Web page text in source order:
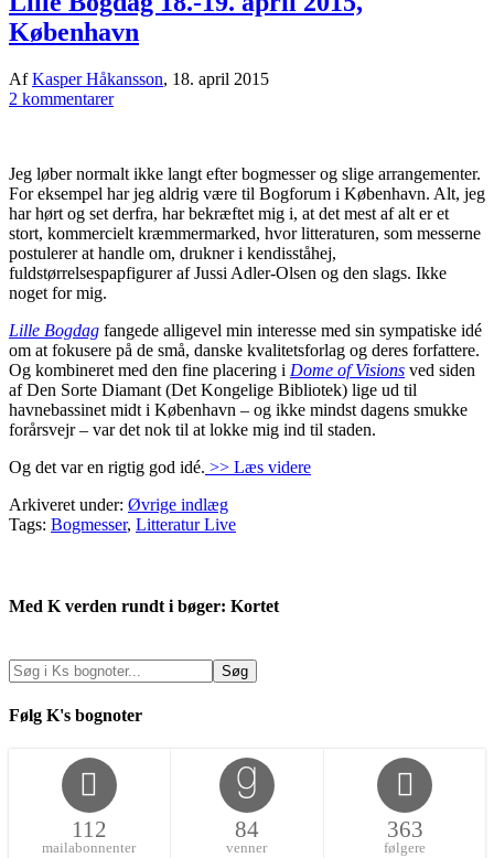
København
AfKasper Håkansson, 18. april 2015
2 kommentarer
Jeg løber normalt ikke langt efter bogmesser og slige arrangementer.
For eksempel har jeg aldrig være til Bogforum i København. Alt, jeg
har hørt og set derfra, har bekræftet mig i, at det mest af alt er et
stort, kommercielt kræmmermarked, hvor litteraturen, som messerne
postulerer at handle om, drukner i kendisståhej,
fuldstørrelsespapfigurer af Jussi Adler-Olsen og den slags. Ikke
noget for mig.
Lille Bogdag fangede alligevel min interesse med sin sympatiske idé
om at fokusere på de små, danske kvalitetsforlag og deres forfattere.
Og kombineret med den fine placering i Dome of Visions ved siden
af Den Sorte Diamant (Det Kongelige Bibliotek) lige ud til
havnebassinet midt i København – og ikke mindst dagens smukke
forårsvejr – var det nok til at lokke mig ind til staden.
Og det var en rigtig god idé. >> Læs videre
Arkiveret under: Øvrige indlæg
Tags: Bogmesser, Litteratur Live
Med K verden rundt i bøger: Kortet
Følg K's bognoter
112
mailabonnenter
84
venner
363
følgere